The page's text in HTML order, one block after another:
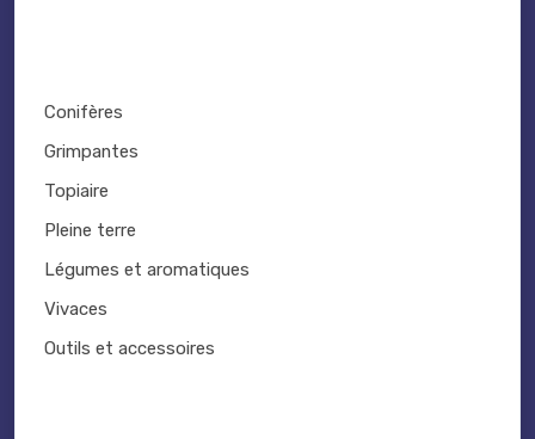
Conifères
Grimpantes
Topiaire
Pleine terre
Légumes et aromatiques
Vivaces
Outils et accessoires